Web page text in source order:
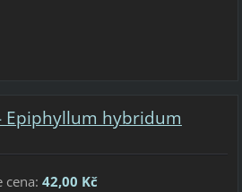
Epiphyllum hybridum
cena: 42,00 Kč